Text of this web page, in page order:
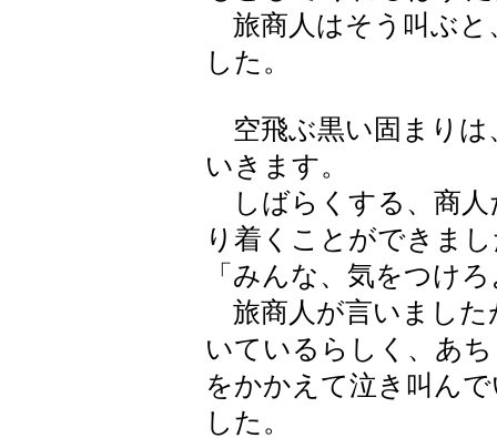
旅商人はそう叫ぶと
した。
空飛ぶ黒い固まりは
いきます。
しばらくする、商人
り着くことができま
「みんな、気をつけ
旅商人が言いました
いているらしく、あ
をかかえて泣き叫ん
した。